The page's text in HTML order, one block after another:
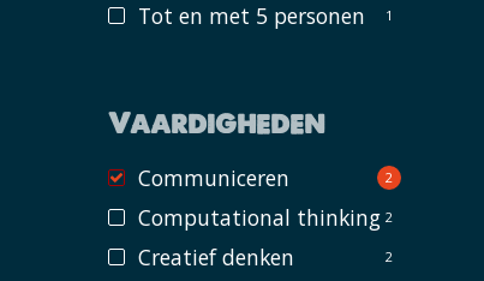
Tot en met 5 personen 1
Vaardigheden
Communiceren 2
Computational thinking 2
Creatief denken 2